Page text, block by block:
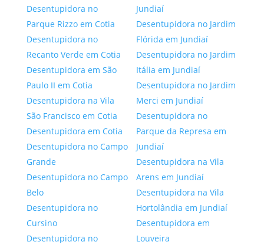
Desentupidora no
Parque Rizzo em Cotia
Desentupidora no
Recanto Verde em Cotia
Desentupidora em São
Paulo II em Cotia
Desentupidora na Vila
São Francisco em Cotia
Desentupidora em Cotia
Desentupidora no Campo
Grande
Desentupidora no Campo
Belo
Desentupidora no
Cursino
Desentupidora no
Jundiaí
Desentupidora no Jardim
Flórida em Jundiaí
Desentupidora no Jardim
Itália em Jundiaí
Desentupidora no Jardim
Merci em Jundiaí
Desentupidora no
Parque da Represa em
Jundiaí
Desentupidora na Vila
Arens em Jundiaí
Desentupidora na Vila
Hortolândia em Jundiaí
Desentupidora em
Louveira